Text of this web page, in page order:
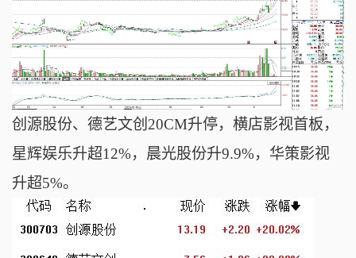
创源股份、德艺文创20CM升停，横店影视首板，
星辉娱乐升超12%，晨光股份升9.9%，华策影视
升超5%。